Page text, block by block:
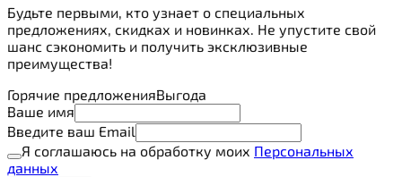
Будьте первыми, кто узнает о специальных
предложениях, скидках и новинках. Не упустите свой
шанс сэкономить и получить эксклюзивные
преимущества!
Горячие предложенияВыгода
Ваше имя
Введите ваш Email
Я соглашаюсь на обработку моих Персональных
данных